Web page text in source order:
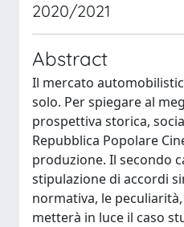
2020/2021
Abstract
Il mercato
solo. Per spiegare al
prospettiva storica,
Repubblica Popolare
produzione. Il secondo
stipulazione di accordi
normativa, le
metterà in luce il caso